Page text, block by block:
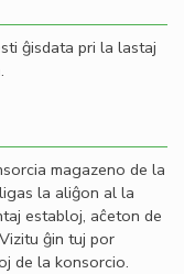
ĝisdata pri la lastaj
.
magazeno de la
la aliĝon al la
establoj, aĉeton de
ĝin tuj por
de la konsorcio.